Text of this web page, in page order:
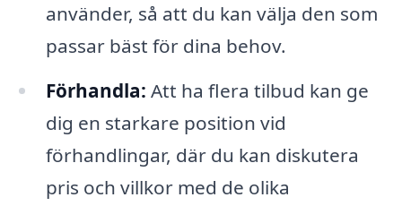
använder, så att du kan välja den som
passar bäst för dina behov.
Förhandla: Att ha flera tilbud kan ge
dig en starkare position vid
förhandlingar, där du kan diskutera
pris och villkor med de olika